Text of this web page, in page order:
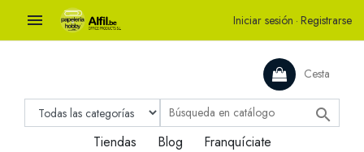
 Iniciar sesión · Registrarse
Cesta

Tiendas Blog Franquíciate